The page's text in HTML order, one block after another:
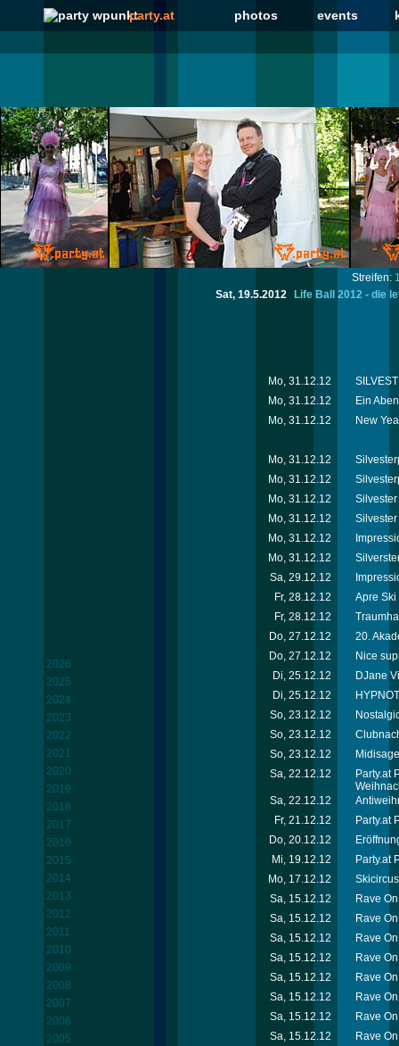
party.at photos events
Streifen:
Sat, 19.5.2012
Life Ball 2012 - die
2026
2025
2024
2023
2022
2021
2020
2019
2018
2017
2016
2015
2014
2013
2012
2011
2010
2009
2008
2007
2006
2005
Mo, 31.12.12
Mo, 31.12.12
Ein
Mo, 31.12.12
New
Mo, 31.12.12
Mo, 31.12.12
Mo, 31.12.12
Mo, 31.12.12
Mo, 31.12.12
Mo, 31.12.12
Sa, 29.12.12
Fr, 28.12.12
Apre Ski
Fr, 28.12.12
Do, 27.12.12
20.
Do, 27.12.12
Nice
Di, 25.12.12
DJane
Di, 25.12.12
So, 23.12.12
So, 23.12.12
So, 23.12.12
Sa, 22.12.12
Party.at
Sa, 22.12.12
Fr, 21.12.12
Party.at
Do, 20.12.12
Mi, 19.12.12
Party.at
Mo, 17.12.12
Sa, 15.12.12
Rave
Sa, 15.12.12
Rave
Sa, 15.12.12
Rave
Sa, 15.12.12
Rave
Sa, 15.12.12
Rave
Sa, 15.12.12
Rave
Sa, 15.12.12
Rave
Sa, 15.12.12
Rave